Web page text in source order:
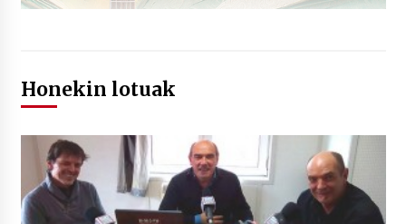
Honekin lotuak